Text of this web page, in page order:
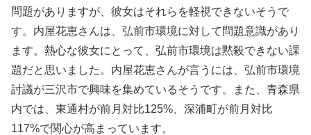
問題がありますが、彼女はそれらを軽視できないそうで
す。内屋花恵さんは、弘前市環境に対して問題意識があり
ます。熱心な彼女にとって、弘前市環境は黙殺できない課
題だと思いました。内屋花恵さんが言うには、弘前市環境
討議が三沢市で興味を集めているそうです。また、青森県
内では、東通村が前月対比125%、深浦町が前月対比
117%で関心が高まっています。